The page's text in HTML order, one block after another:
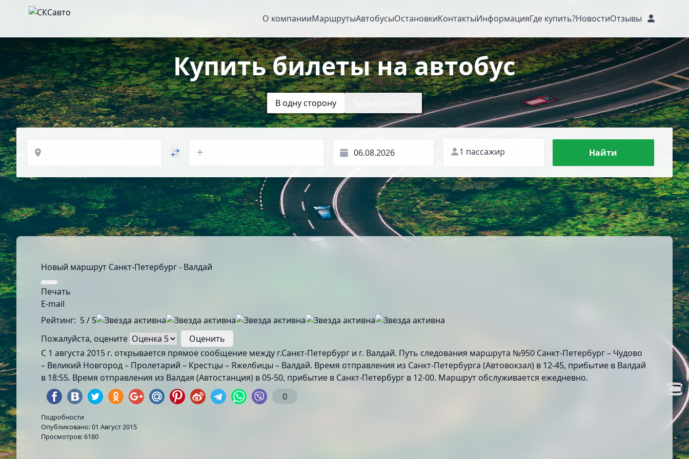
О компанииМаршрутыАвтобусыОстановкиКонтактыИнформацияГде купить?НовостиОтзывы
Купить билеты на автобус
В одну сторону
1 пассажир Найти
Новый маршрут Санкт-Петербург - Валдай
Печать
E-mail
Рейтинг: 5/ 5
Пожалуйста, оцените
С 1 августа 2015 г. открывается прямое сообщение между г.Санкт-Петербург и г. Валдай. Путь следования маршрута №950 Санкт-Петербург – Чудово
– Великий Новгород – Пролетарий – Крестцы – Яжелбицы – Валдай. Время отправления из Санкт-Петербурга (Автовокзал) в 12-45, прибытие в Валдай
в 18:55. Время отправления из Валдая (Автостанция) в 05-50, прибытие в Санкт-Петербург в 12-00. Маршрут обслуживается ежедневно.
0
Подробности
Опубликовано: 01 Август 2015
Просмотров: 6180